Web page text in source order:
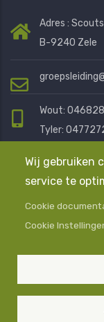
Wij gebruiken
service te
Cookie
Cookie
Adres :
B-9240 Zele
Wout:
Tyler:
Mail ons en we
Algemene
© Copyright